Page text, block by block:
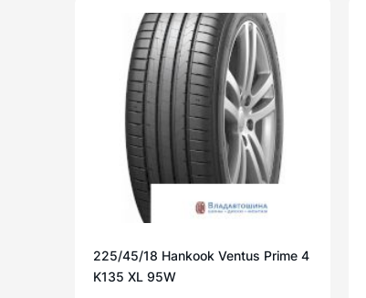
225/45/18 Hankook Ventus Prime 4
K135 XL 95W